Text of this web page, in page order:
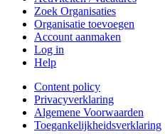
Zoek Organisaties
Organisatie toevoegen
Account aanmaken
Log in
Help
Content policy
Privacyverklaring
Algemene Voorwaarden
Toegankelijkheidsverklaring